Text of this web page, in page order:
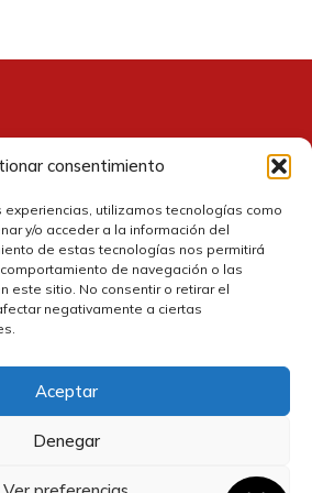
consentimiento
experiencias, utilizamos tecnologías como
y/o acceder a la información del
de estas tecnologías nos permitirá
de navegación o las
este sitio. No consentir o retirar el
negativamente a ciertas
Aceptar
Denegar